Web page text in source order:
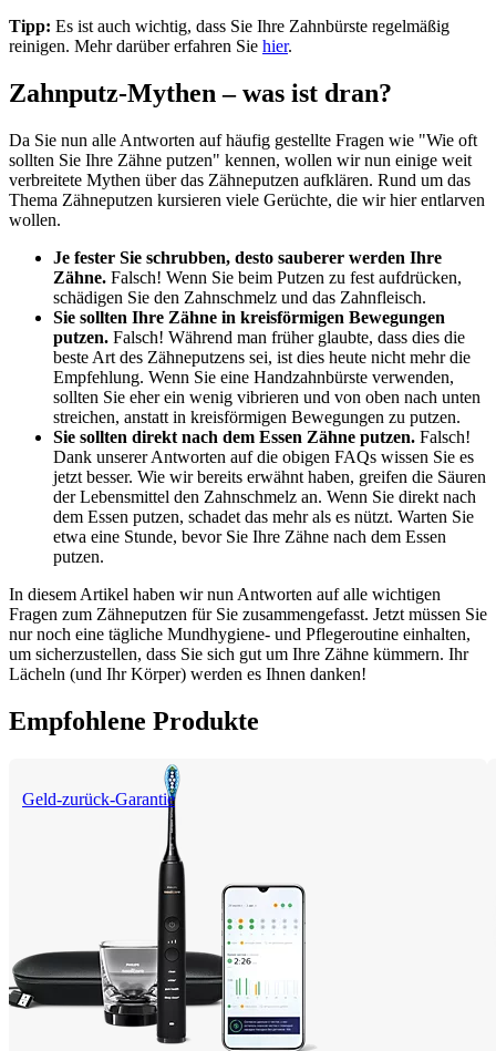
Tipp: Es ist auch wichtig, dass Sie Ihre Zahnbürste regelmäßig
reinigen. Mehr darüber erfahren Sie hier.
Zahnputz-Mythen – was ist dran?
Da Sie nun alle Antworten auf häufig gestellte Fragen wie "Wie oft
sollten Sie Ihre Zähne putzen" kennen, wollen wir nun einige weit
verbreitete Mythen über das Zähneputzen aufklären. Rund um das
Thema Zähneputzen kursieren viele Gerüchte, die wir hier entlarven
wollen.
Je fester Sie schrubben, desto sauberer werden Ihre
Zähne. Falsch! Wenn Sie beim Putzen zu fest aufdrücken,
schädigen Sie den Zahnschmelz und das Zahnfleisch.
Sie sollten Ihre Zähne in kreisförmigen Bewegungen
putzen. Falsch! Während man früher glaubte, dass dies die
beste Art des Zähneputzens sei, ist dies heute nicht mehr die
Empfehlung. Wenn Sie eine Handzahnbürste verwenden,
sollten Sie eher ein wenig vibrieren und von oben nach unten
streichen, anstatt in kreisförmigen Bewegungen zu putzen.
Sie sollten direkt nach dem Essen Zähne putzen. Falsch!
Dank unserer Antworten auf die obigen FAQs wissen Sie es
jetzt besser. Wie wir bereits erwähnt haben, greifen die Säuren
der Lebensmittel den Zahnschmelz an. Wenn Sie direkt nach
dem Essen putzen, schadet das mehr als es nützt. Warten Sie
etwa eine Stunde, bevor Sie Ihre Zähne nach dem Essen
putzen.
In diesem Artikel haben wir nun Antworten auf alle wichtigen
Fragen zum Zähneputzen für Sie zusammengefasst. Jetzt müssen Sie
nur noch eine tägliche Mundhygiene- und Pflegeroutine einhalten,
um sicherzustellen, dass Sie sich gut um Ihre Zähne kümmern. Ihr
Lächeln (und Ihr Körper) werden es Ihnen danken!
Empfohlene Produkte
Geld-zurück-Garantie